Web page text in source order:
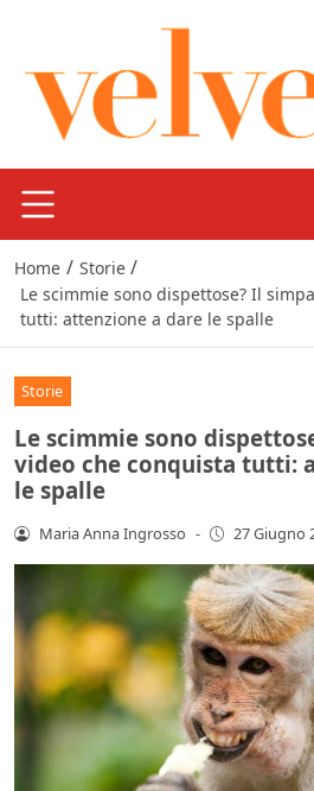
Home / Storie /
Le scimmie sono dispettose? Il
tutti: attenzione a dare le spalle
Storie
Le scimmie sono
video che conquista tutti:
le spalle
Maria Anna Ingrosso - 27 Giugno